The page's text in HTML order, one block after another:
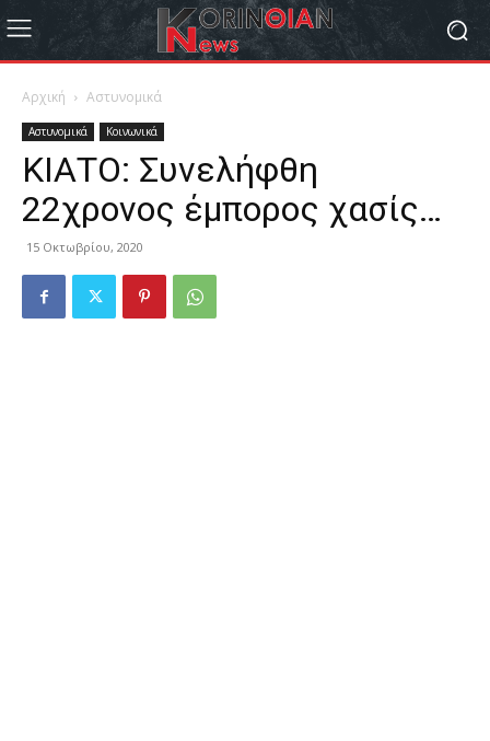
Αρχική Αστυνομικά
Αστυνομικά Κοινωνικά
ΚΙΑΤΟ: Συνελήφθη
22χρονος έμπορος χασίς…
15 Οκτωβρίου, 2020